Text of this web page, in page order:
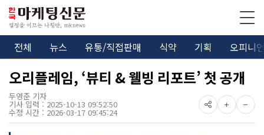
전체 뉴스 유통/직접판매 식약 기획 오피니
오리플레임, ‘뷰티 & 웰빙 리포트’ 첫 공개
두영준 기자
기사 입력 : 2025-10-13 09:52:50
수정 시간 : 2026-03-17 09:45:24